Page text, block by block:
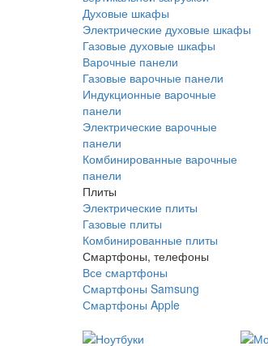
Духовые шкафы
Электрические духовые шкафы
Газовые духовые шкафы
Варочные панели
Газовые варочные панели
Индукционные варочные
панели
Электрические варочные
панели
Комбинированные варочные
панели
Плиты
Электрические плиты
Газовые плиты
Комбинированные плиты
Смартфоны, телефоны
Все смартфоны
Смартфоны Samsung
Смартфоны Apple